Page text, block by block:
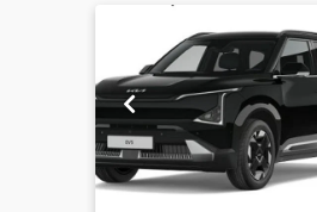
1